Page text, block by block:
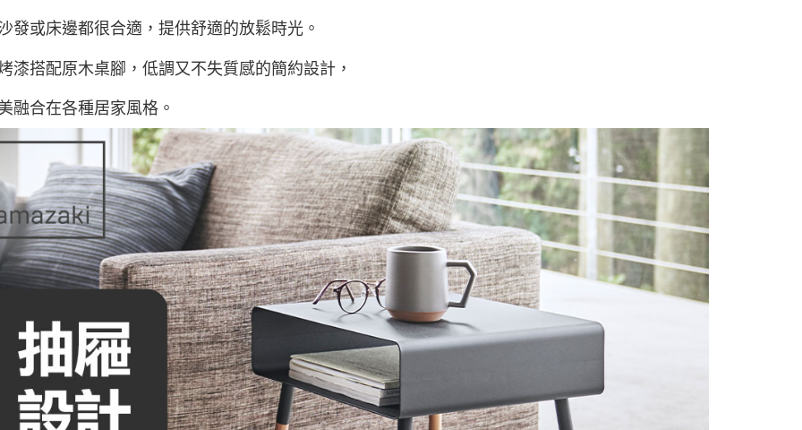
發或床邊都很合適，提供舒適的放鬆時光。
漆搭配原木桌腳，低調又不失質感的簡約設計，
融合在各種居家風格。